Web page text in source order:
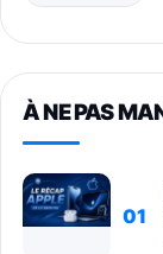
À NE PAS
01